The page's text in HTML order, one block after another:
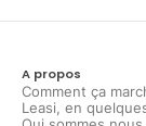
A propos
Comment ça
Leasi, en